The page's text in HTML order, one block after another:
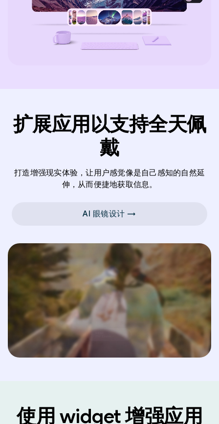
扩展应用以支持全天佩
戴
打造增强现实体验，让用户感觉像是自己感知的自然延
伸，从而便捷地获取信息。
AI 眼镜设计 →
使用 widget 增强应用